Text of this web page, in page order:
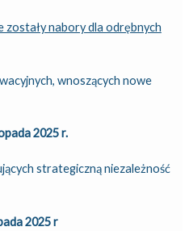
zostały nabory dla odrębnych
wnoszących nowe
2025 r.
strategiczną niezależność
2025 r